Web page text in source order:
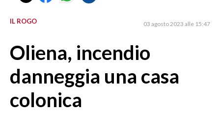
SULCIS IGLESIENTE
ORISTANO E PROVINCIA
SASSARI E PROVINCIA
GALLURA
NUORO E PROVINCIA
OGLIASTRA
IL ROGO 03 agosto 2023 alle 15:47
Oliena, incendio
danneggia una casa
colonica